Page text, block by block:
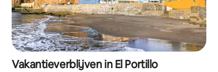
Vakantieverblijven in El Portillo